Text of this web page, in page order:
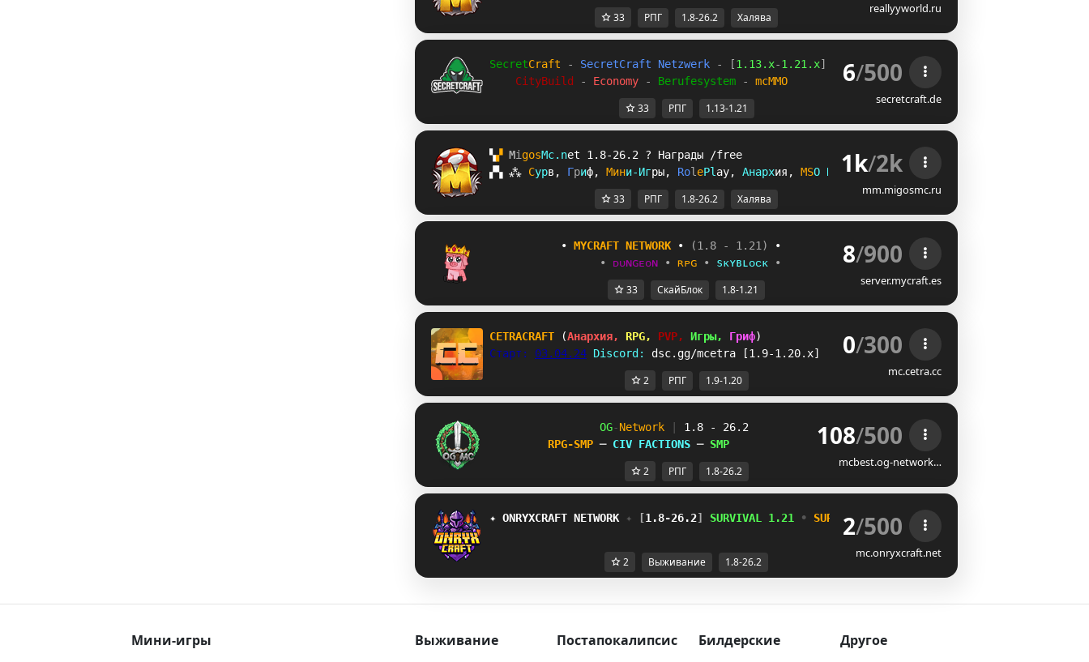
reallyyworld.ru
33 РПГ 1.8-26.2 Халява
SecretCraft - SecretCraft Netzwerk - [1.13.x-1.21.x]
CityBuild
- Economy - Berufesystem - mcMMO 6/500
secretcraft.de
33 РПГ 1.13-1.21
▚▞ Mi gosMc. net 1.8-26.2 ? Награды /free
▞▚ ⁂ Сурв , Гриф, Мини-Игры, Rol ePl ay, Анархия , MSO R 1k/2k
mm.migosmc.ru
33 РПГ 1.8-26.2 Халява
• MYCRAFT NETWORK • (1.8 - 1.21)
•
•
ᴅᴜɴɢᴇᴏɴ • ʀᴘɢ • sᴋʏʙʟᴏᴄᴋ • 8/900
server.mycraft.es
33 СкайБлок 1.8-1.21
CETRACRAFT (Анархия, RPG, PVP, Игры, Гриф)
Старт: 03.04.24 Discord: dsc.gg/mcetra [1.9-1.20.x] 0/300
mc.cetra.cc
2 РПГ 1.9-1.20
OG-Network
1.8 - 26.2
RPG-SMP ─ CIV FACTIONS ─ SMP 108/500
mcbest.og-network…
2 РПГ 1.8-26.2
✦ ONRYXCRAFT NETWORK ✦ [1.8-26.2] SURVIVAL 1.21 • SURVIVAL RPG • PracticePVP
2/500
mc.onryxcraft.net
2 Выживание 1.8-26.2
Мини-игры Выживание Постапокалипсис Билдерские Другое